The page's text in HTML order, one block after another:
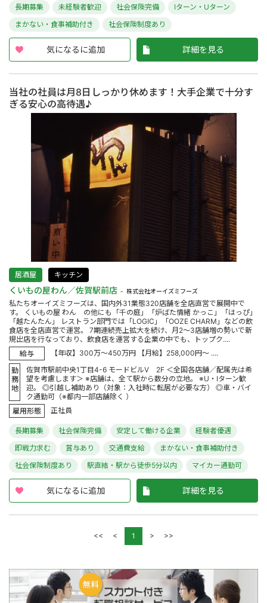
長期募集 未経験者歓迎 社会保険完備
Iターン・Uターン
まかない・食事補助付き
社会保険制度あり
気になるに追加 詳細を見る
当社の社員は月8日しっかり休めます！大手企業で十分す
ぎる安心の高待遇♪
居酒屋 キッチン
くいもの屋わん／佐賀駅前店 株式会社オーイズミフーズ
私たちオーイズミフーズは、国内外31業態320店舗を全店直営で展開中で
す。 くいもの屋 わん の他にも「千の庭」「炉ばた情緒 かっこ」「はっぴ」
「越たんたん」 レストラン部門では「LOGIC」「OOZE CHARM」などの飲
食店を全店直営で運営。 7期連続売上拡大を続け、月2～3店舗増の勢いで新
規出店を行なっており、飲食店を運営する企業の中でも、トップク....
給与
【年収】300万～450万円 【月給】258,000円～ ....
勤
務
地
佐賀市駅前中央1丁目4-6 モードビルV 2F ＜全国各店舗／配属先は希
望を考慮します＞ ※店舗は、全て駅から数分の立地。 ※U・Iターン歓
迎。 ◎引越し補助あり（対象：入社時に転居が必要な方） ◎車・バイ
ク通勤可（※都内一部店舗除く ）
雇用形態
正社員
長期募集 社会保険完備 安定して働ける企業
経験者優遇
即戦力求む
賞与あり 交通費支給
まかない・食事補助付き
社会保険制度あり
駅直結・駅から徒歩5分以内 マイカー通勤可
気になるに追加 詳細を見る
<< < 1 > >>